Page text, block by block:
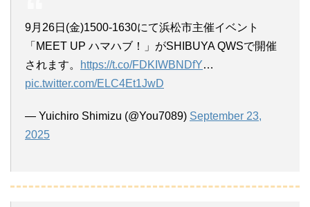
9月26日(金)1500-1630にて浜松市主催イベント
「MEET UP ハマハブ！」がSHIBUYA QWSで開催
されます。
https://t.co/FDKIWBNDfY…
pic.twitter.com/ELC4Et1JwD
— Yuichiro Shimizu (@You7089) September 23,
2025